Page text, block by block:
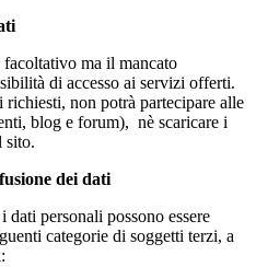
ma il mancato
di accesso ai servizi offerti.
non potrà partecipare alle
blog e forum), nè scaricare i
sito.
dei dati
personali possono essere
categorie di soggetti terzi, a